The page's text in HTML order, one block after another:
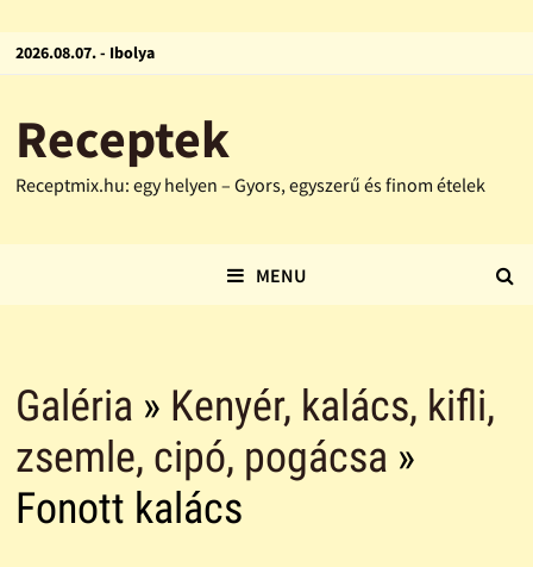
2026.08.07. - Ibolya
Receptek
Receptmix.hu: egy helyen – Gyors, egyszerű és finom ételek
MENU
Galéria » Kenyér, kalács, kifli,
zsemle, cipó, pogácsa »
Fonott kalács